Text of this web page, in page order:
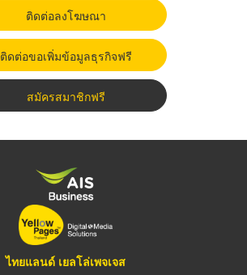
ติดต่อลงโฆษณา
ติดต่อขอเพิ่มข้อมูลธุรกิจฟรี
สมัครสมาชิกฟรี
ไทยแลนด์ เยลโล่เพจเจส